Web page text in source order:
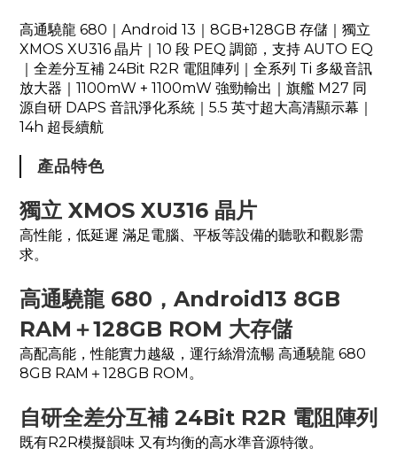
高通驍龍 680｜Android 13｜8GB+128GB 存儲｜獨立
XMOS XU316 晶片｜10 段 PEQ 調節，支持 AUTO EQ
｜全差分互補 24Bit R2R 電阻陣列｜全系列 Ti 多級音訊
放大器｜1100mW + 1100mW 強勁輸出｜旗艦 M27 同
源自研 DAPS 音訊淨化系統｜5.5 英寸超大高清顯示幕｜
14h 超長續航
產品特色
獨立 XMOS XU316 晶片
高性能，低延遲 滿足電腦、平板等設備的聽歌和觀影需
求。
高通驍龍 680，Android13 8GB
RAM＋128GB ROM 大存儲
高配高能，性能實力越級，運行絲滑流暢 高通驍龍 680
8GB RAM＋128GB ROM。
自研全差分互補 24Bit R2R 電阻陣列
既有R2R模擬韻味 又有均衡的高水準音源特徵。